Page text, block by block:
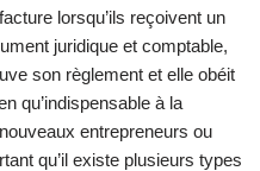
lorsqu’ils reçoivent un
juridique et comptable,
son règlement et elle obéit
qu’indispensable à la
entrepreneurs ou
qu’il existe plusieurs types